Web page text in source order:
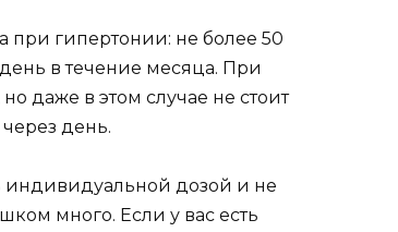
гипертонии: не более 50
в течение месяца. При
даже в этом случае не стоит
день.
индивидуальной дозой и не
много. Если у вас есть